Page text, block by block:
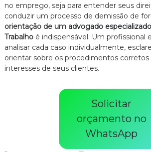
no emprego, seja para entender seus
conduzir um processo de demissão de
orientação de um advogado especializado
Trabalhoé indispensável. Um profissional
analisar cada caso individualmente,
orientar sobre os procedimentos
interesses de seus clientes.
Solicitar
orçamento no
WhatsApp